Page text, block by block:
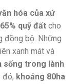
hóa của xứ
65% quỹ đất cho
đồng bộ. Những
xanh mát và
sống trong lành
đó, khoảng 80ha